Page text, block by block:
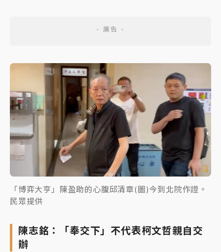
「博弈大亨」陳盈助的心腹邱清章(圖)今到北院作證。
民眾提供
陳志銘：「奉交下」不代表柯文哲親自交
辦